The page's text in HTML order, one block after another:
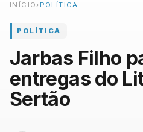
INÍCIO › POLÍTICA
POLÍTICA
Jarbas Filho
entregas do
Sertão